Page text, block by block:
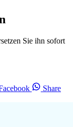
Sie ihn sofort
Share